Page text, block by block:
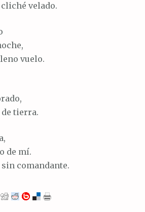
velado.
vuelo.
tierra.
de mí.
comandante.